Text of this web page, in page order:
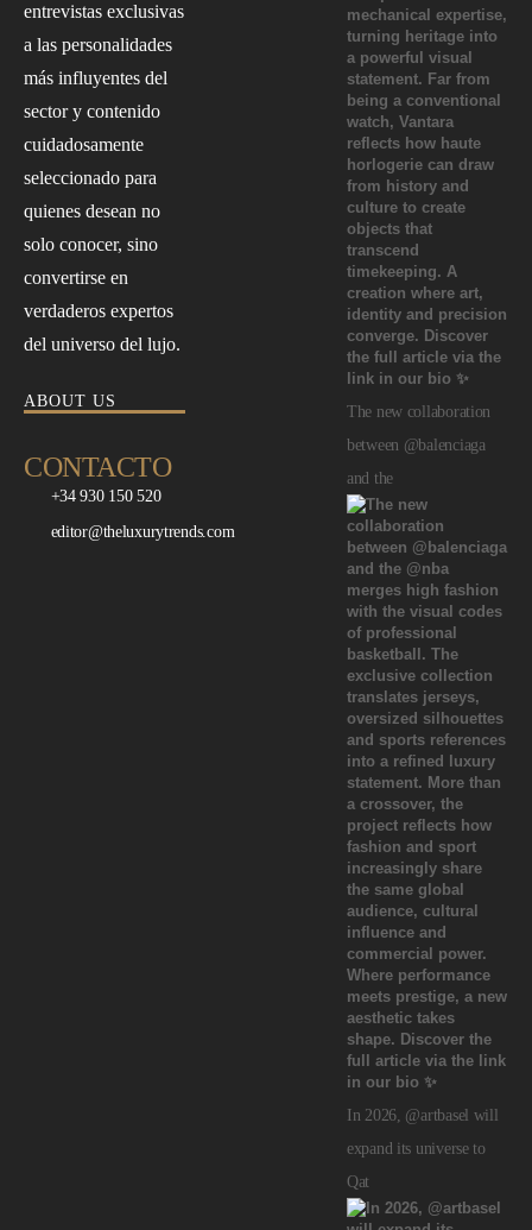
entrevistas exclusivas
a las personalidades
más influyentes del
sector y contenido
cuidadosamente
seleccionado para
quienes desean no
solo conocer, sino
convertirse en
verdaderos expertos
del universo del lujo.
ABOUT US
CONTACTO
+34 930 150 520
editor@theluxurytrends.com
The new collaboration
between @balenciaga
and the
In 2026, @artbasel will
expand its universe to
Qat